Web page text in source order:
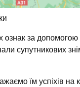
за допомогою
супутникових
їм успіхів на